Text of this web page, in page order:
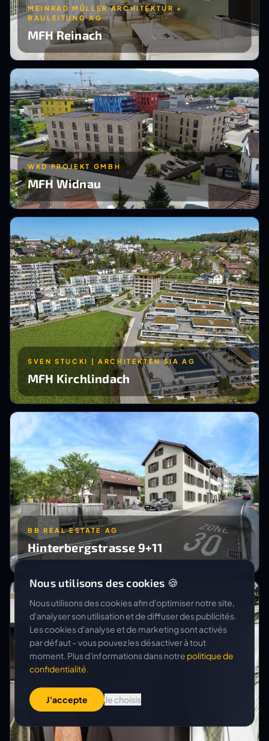
MEINRAD MÜLLER ARCHITEKTUR +
BAULEITUNG AG
MFH Reinach
WKD PROJEKT GMBH
MFH Widnau
SVEN STUCKI | ARCHITEKTEN SIA AG
MFH Kirchlindach
BB REAL ESTATE AG
Hinterbergstrasse 9+11
Nous utilisons des cookies 🍪
Nous utilisons des cookies afin d'optimiser notre site,
d'analyser son utilisation et de diffuser des publicités.
Les cookies d'analyse et de marketing sont activés
par défaut – vous pouvez les désactiver à tout
moment. Plus d'informations dans notre politique de
confidentialité.
J'accepte Je choisis